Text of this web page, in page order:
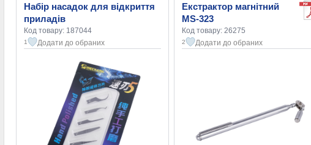
Набір насадок для відкриття
приладів
Код товару: 187044
1 Додати до обраних
Екстрактор магнітний
MS-323
Код товару: 26275
2 Додати до обраних